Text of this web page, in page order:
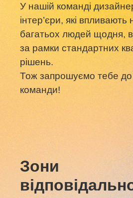
У нашій команді
інтер’єри, які впливають
багатьох людей щодня,
за рамки стандартних
рішень.
Тож запрошуємо тебе
команди!
Зони